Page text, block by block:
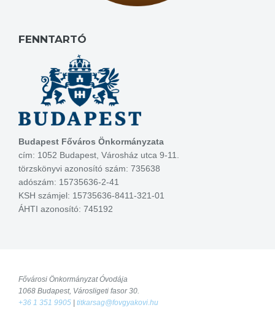
FENNTARTÓ
Budapest Főváros Önkormányzata
cím: 1052 Budapest, Városház utca 9-11.
törzskönyvi azonosító szám: 735638
adószám: 15735636-2-41
KSH számjel: 15735636-8411-321-01
ÁHTI azonosító: 745192
Fővárosi Önkormányzat Óvodája
1068 Budapest, Városligeti fasor 30.
+36 1 351 9905
titkarsag@fovgyakovi.hu